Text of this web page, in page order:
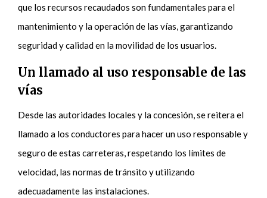
que los recursos recaudados son fundamentales para el
mantenimiento y la operación de las vías, garantizando
seguridad y calidad en la movilidad de los usuarios.
Un llamado al uso responsable de las
vías
Desde las autoridades locales y la concesión, se reitera el
llamado a los conductores para hacer un uso responsable y
seguro de estas carreteras, respetando los límites de
velocidad, las normas de tránsito y utilizando
adecuadamente las instalaciones.